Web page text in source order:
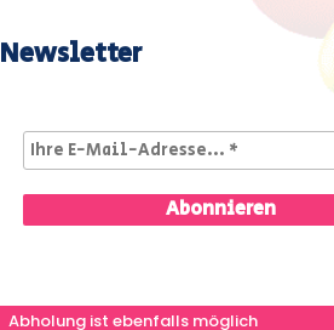
Newsletter
Abholung ist ebenfalls möglich